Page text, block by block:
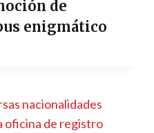
de
enigmático